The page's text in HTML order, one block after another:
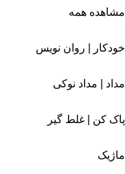
مشاهده همه
خودکار | روان نویس
مداد | مداد نوکی
پاک کن | غلط گیر
ماژیک